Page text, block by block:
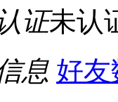
证未认
息 好友